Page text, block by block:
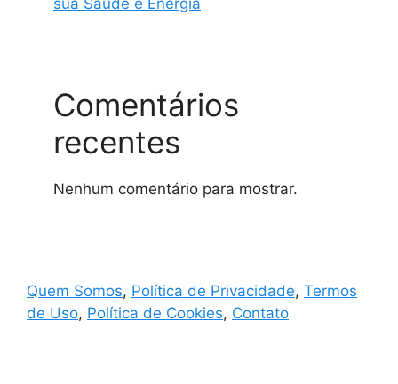
Comentários
recentes
Nenhum comentário para mostrar.
Quem Somos, Política de Privacidade, Termos
de Uso, Política de Cookies, Contato